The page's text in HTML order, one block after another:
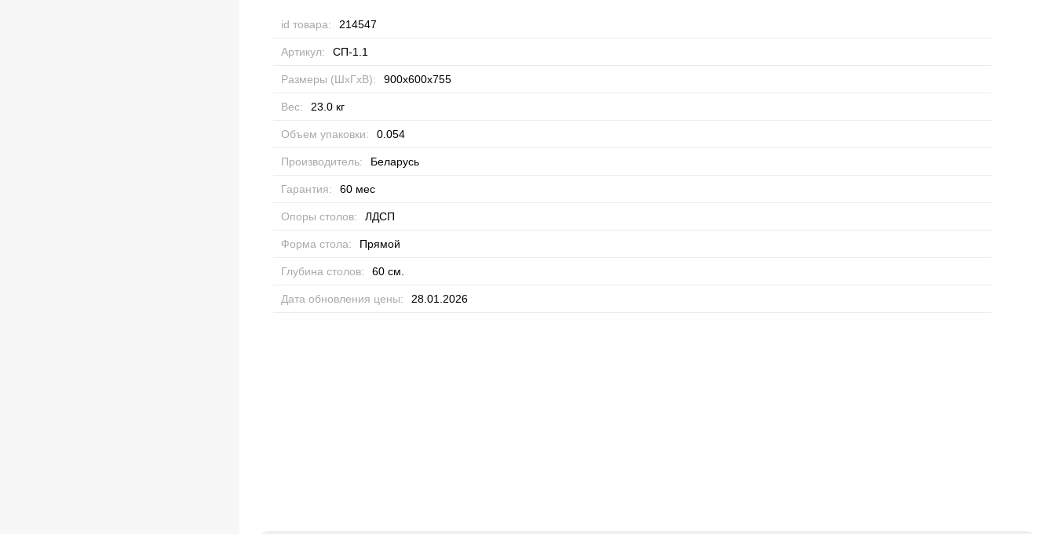
id товара: 214547
Артикул: СП-1.1
Размеры (ШхГхВ): 900x600x755
Вес: 23.0 кг
Объем упаковки: 0.054
Производитель: Беларусь
Гарантия: 60 мес
Опоры столов: ЛДСП
Форма стола: Прямой
Глубина столов: 60 см.
Дата обновления цены: 28.01.2026